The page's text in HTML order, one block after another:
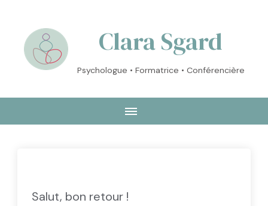
Clara Sgard
Psychologue • Formatrice • Conférencière
Salut, bon retour !